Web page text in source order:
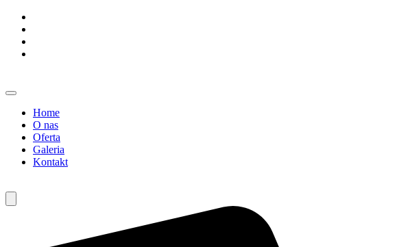
Home
O nas
Oferta
Galeria
Kontakt